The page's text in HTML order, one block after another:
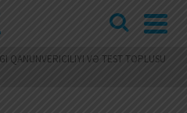
QANUNVERICILIYI VƏ TEST TOPLUSU